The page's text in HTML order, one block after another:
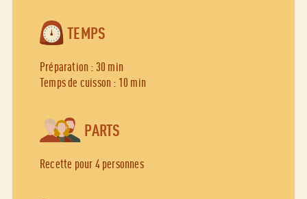
TEMPS
Préparation : 30 min
Temps de cuisson : 10 min
PARTS
Recette pour 4 personnes